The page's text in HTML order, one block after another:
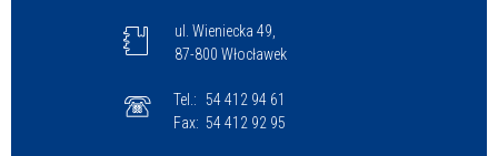
ul. Wieniecka 49,
87-800 Włocławek
Tel.: 54 412 94 61
Fax: 54 412 92 95